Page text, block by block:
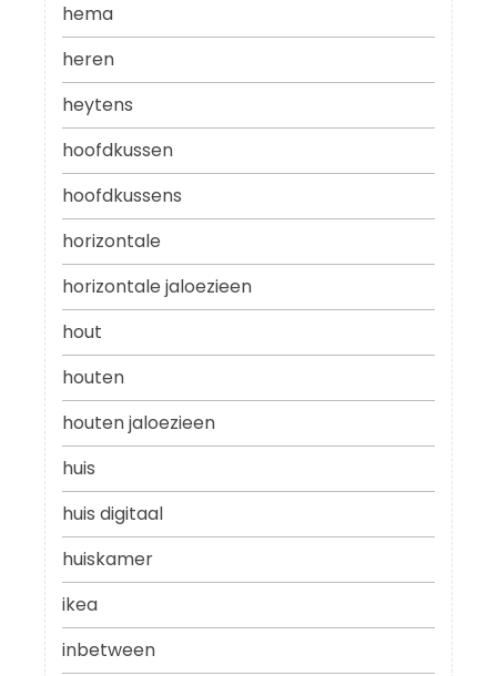
hema
heren
heytens
hoofdkussen
hoofdkussens
horizontale
horizontale jaloezieen
hout
houten
houten jaloezieen
huis
huis digitaal
huiskamer
ikea
inbetween